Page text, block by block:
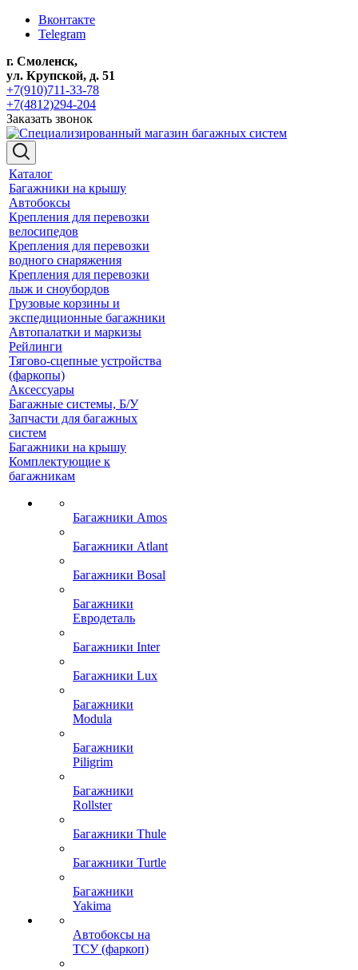
Вконтакте
Telegram
г. Смоленск,
ул. Крупской, д. 51
+7(910)711-33-78
+7(4812)294-204
Заказать звонок
Каталог
Багажники на крышу
Автобоксы
Крепления для перевозки
велосипедов
Крепления для перевозки
водного снаряжения
Крепления для перевозки
лыж и сноубордов
Грузовые корзины и
экспедиционные багажники
Автопалатки и маркизы
Рейлинги
Тягово-сцепные устройства
(фаркопы)
Аксессуары
Багажные системы, Б/У
Запчасти для багажных
систем
Багажники на крышу
Комплектующие к
багажникам
Багажники Amos
Багажники Atlant
Багажники Bosal
Багажники
Евродеталь
Багажники Inter
Багажники Lux
Багажники
Modula
Багажники
Piligrim
Багажники
Rollster
Багажники Thule
Багажники Turtle
Багажники
Yakima
Автобоксы на
ТСУ (фаркоп)